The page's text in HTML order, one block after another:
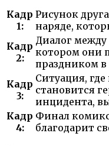
Кадр
1:
Рисунок
наряде,
Кадр
2:
Диалог между
котором они
праздником
Кадр
3:
Ситуация,
становится
инцидента,
Кадр
4:
Финал
благодарит